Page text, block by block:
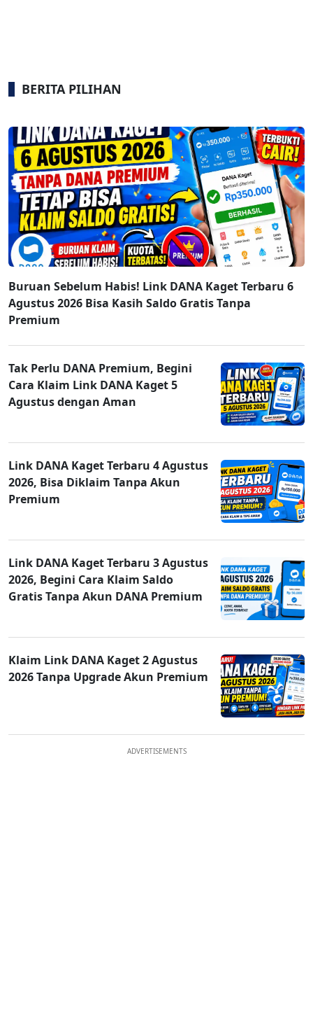
BERITA PILIHAN
Buruan Sebelum Habis! Link DANA Kaget Terbaru 6
Agustus 2026 Bisa Kasih Saldo Gratis Tanpa
Premium
Tak Perlu DANA Premium, Begini
Cara Klaim Link DANA Kaget 5
Agustus dengan Aman
Link DANA Kaget Terbaru 4 Agustus
2026, Bisa Diklaim Tanpa Akun
Premium
Link DANA Kaget Terbaru 3 Agustus
2026, Begini Cara Klaim Saldo
Gratis Tanpa Akun DANA Premium
Klaim Link DANA Kaget 2 Agustus
2026 Tanpa Upgrade Akun Premium
ADVERTISEMENTS